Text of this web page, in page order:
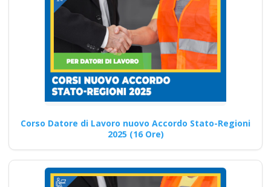
Lezioni in aula realtà
virtuale
Riconoscimento
della formazione con
nuovo Accordo 2025
DRV - Documento
Online formazione in
salute e sicurezza
rspp datore di lavoro
Corso Datore di Lavoro nuovo Accordo Stato-Regioni
2025 (16 Ore)